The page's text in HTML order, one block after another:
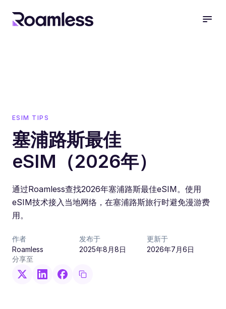
ESIM TIPS
塞浦路斯最佳
eSIM（2026年）
通过Roamless查找2026年塞浦路斯最佳eSIM。使用
eSIM技术接入当地网络，在塞浦路斯旅行时避免漫游费
用。
作者
Roamless
发布于
2025年8月8日
更新于
2026年7月6日
分享至